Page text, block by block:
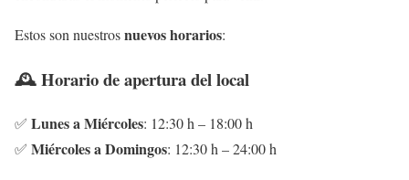
Estos son nuestrosnuevos horarios:
🕰️ Horario de apertura del local
✅ Lunes a Miércoles: 12:30 h – 18:00 h
✅ Miércoles a Domingos: 12:30 h – 24:00 h